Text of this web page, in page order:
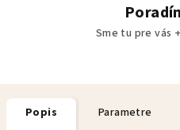
Sme tu pre vás
Popis Parametre